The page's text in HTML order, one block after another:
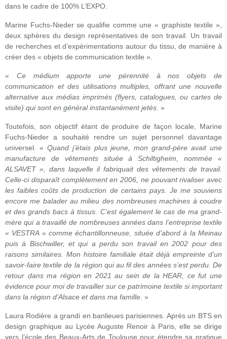
dans le cadre de 100% L’EXPO.
Marine Fuchs-Nieder se qualifie comme une « graphiste textile »,
deux sphères du design représentatives de son travail. Un travail
de recherches et d’expérimentations autour du tissu, de manière à
créer des « objets de communication textile ».
« Ce médium apporte une pérennité à nos objets de
communication et des utilisations multiples, offrant une nouvelle
alternative aux médias imprimés (flyers, catalogues, ou cartes de
visite) qui sont en général instantanément jetés . »
Toutefois, son objectif étant de produire de façon locale, Marine
Fuchs-Nieder a souhaité rendre un sujet personnel davantage
universel. « Quand j’étais plus jeune, mon grand-père avait une
manufacture de vêtements située à Schiltigheim, nommée «
ALSAVET », dans laquelle il fabriquait des vêtements de travail.
Celle-ci disparaît complètement en 2006, ne pouvant rivaliser avec
les faibles coûts de production de certains pays. Je me souviens
encore me balader au milieu des nombreuses machines à coudre
et des grands bacs à tissus. C’est également le cas de ma grand-
mère qui a travaillé de nombreuses années dans l’entreprise textile
« VESTRA » comme échantillonneuse, située d’abord à la Meinau
puis à Bischwiller, et qui a perdu son travail en 2002 pour des
raisons similaires. Mon histoire familiale était déjà empreinte d’un
savoir-faire textile de la région qui au fil des années s’est perdu. De
retour dans ma région en 2021 au sein de la HEAR, ce fut une
évidence pour moi de travailler sur ce patrimoine textile si important
dans la région d’Alsace et dans ma famille. »
Laura Rodière a grandi en banlieues parisiennes. Après un BTS en
design graphique au Lycée Auguste Renoir à Paris, elle se dirige
vers l’école des Beaux-Arts de Toulouse pour étendre sa pratique